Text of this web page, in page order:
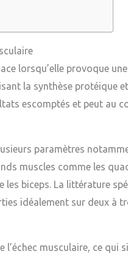
lorsqu’elle provoque
la synthèse protéique
escomptés et peut au
paramètres
muscles comme les
biceps. La littérature
idéalement sur deux à
musculaire, ce qui